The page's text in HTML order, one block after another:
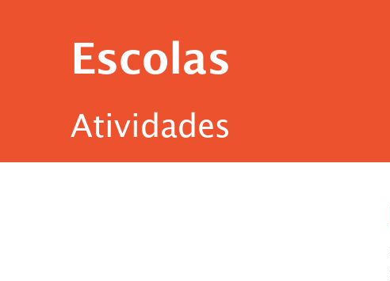
Escolas
Atividades